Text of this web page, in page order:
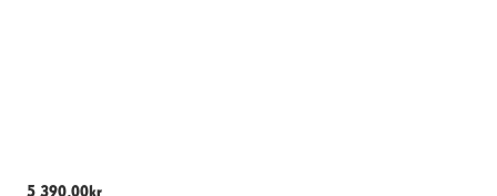
5 390,00 kr